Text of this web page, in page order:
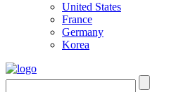
United States
France
Germany
Korea